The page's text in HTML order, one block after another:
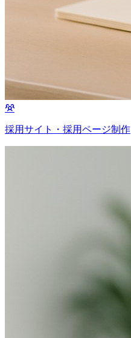
採用サイト・採用ページ制作